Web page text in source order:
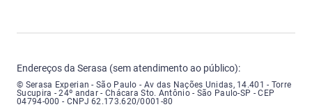
Endereços da Serasa (sem atendimento ao público):
Serasa Experian - São Paulo - Endereço: Avenida das Nações Unidas,
© Serasa Experian - São Paulo - Av das Nações Unidas, 14.401 - Torre
Sucupira - 24º andar - Chácara Sto. Antônio - São Paulo-SP - CEP
04794-000 - CNPJ 62.173.620/0001-80